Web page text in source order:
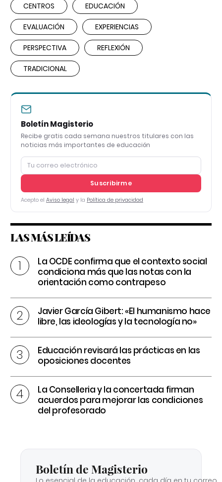
CENTROS EDUCACIÓN
EVALUACIÓN EXPERIENCIAS
PERSPECTIVA REFLEXIÓN
TRADICIONAL
Boletín Magisterio
Recibe gratis cada semana nuestros titulares con las
noticias más importantes de educación
Suscribirme
Acepto el Aviso legal y la Política de privacidad
LAS MÁS LEÍDAS
La OCDE confirma que el contexto social
condiciona más que las notas con la
orientación como contrapeso
Javier García Gibert: «El humanismo hace
libre, las ideologías y la tecnología no»
Educación revisará las prácticas en las
oposiciones docentes
La Conselleria y la concertada firman
acuerdos para mejorar las condiciones
del profesorado
Boletín de Magisterio